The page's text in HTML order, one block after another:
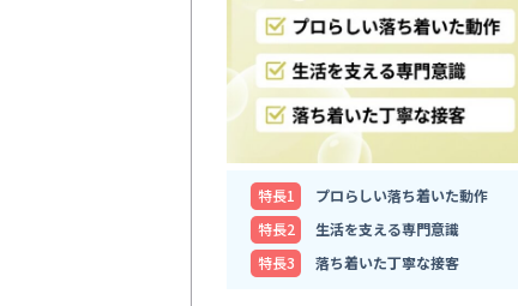
特⻑1
プロらしい落ち着いた動作
特⻑2
生活を支える専門意識
特⻑3
落ち着いた丁寧な接客